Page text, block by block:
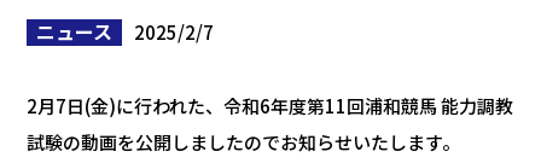
ニュース 2025/2/7
2月7日(金)に行われた、令和6年度第11回浦和競馬 能力調教
試験の動画を公開しましたのでお知らせいたします。